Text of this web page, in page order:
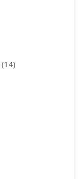
(14)